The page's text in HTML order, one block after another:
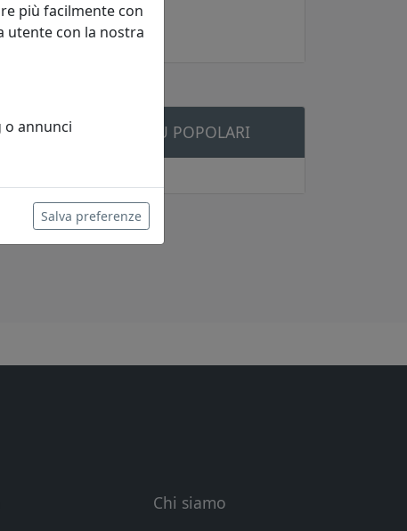
ARGOMENTI PIÙ POPOLARI
più facilmente con
utente con la nostra
annunci
Salva preferenze
Chi siamo